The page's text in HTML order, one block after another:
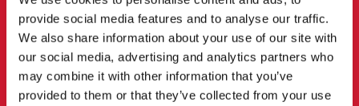
provide social media features and to analyse our traffic.
We also share information about your use of our site with
our social media, advertising and analytics partners who
may combine it with other information that you’ve
provided to them or that they’ve collected from your use
ANMELDUNG
Mit der Anmeldung zu unserem Newsletter erklären Sie sich mit
unserem
Datenschutzbestimmungen